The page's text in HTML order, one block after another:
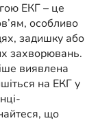
ЕКГ – це
особливо
задишку або
захворювань.
виявлена
на ЕКГ у
що